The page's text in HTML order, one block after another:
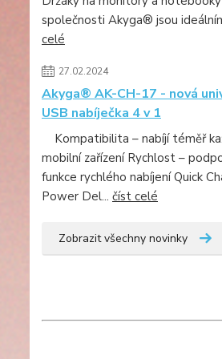
společnosti Akyga® jsou
celé
27.02.2024
Akyga® AK-CH-17 - nová
USB nabíječka 4 v 1
Kompatibilita – nabíjí téměř
mobilní zařízení Rychlost –
funkce rychlého nabíjení Quick
Power Del... číst celé
Zobrazit všechny novinky